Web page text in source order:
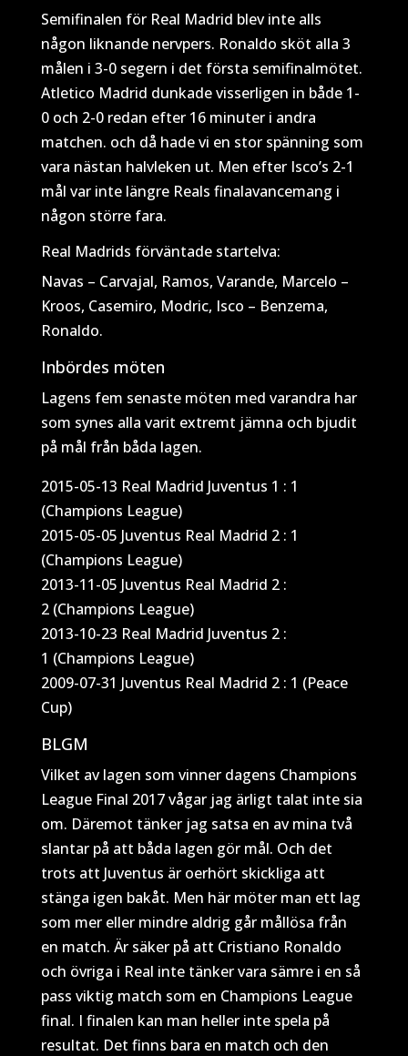
Semifinalen för Real Madrid blev inte alls
någon liknande nervpers. Ronaldo sköt alla 3
målen i 3-0 segern i det första semifinalmötet.
Atletico Madrid dunkade visserligen in både 1-
0 och 2-0 redan efter 16 minuter i andra
matchen. och då hade vi en stor spänning som
vara nästan halvleken ut. Men efter Isco’s 2-1
mål var inte längre Reals finalavancemang i
någon större fara.
Real Madrids förväntade startelva:
Navas – Carvajal, Ramos, Varande, Marcelo –
Kroos, Casemiro, Modric, Isco – Benzema,
Ronaldo.
Inbördes möten
Lagens fem senaste möten med varandra har
som synes alla varit extremt jämna och bjudit
på mål från båda lagen.
2015-05-13 Real Madrid Juventus 1 : 1
(Champions League)
2015-05-05 Juventus Real Madrid 2 : 1
(Champions League)
2013-11-05 Juventus Real Madrid 2 :
2 (Champions League)
2013-10-23 Real Madrid Juventus 2 :
1 (Champions League)
2009-07-31 Juventus Real Madrid 2 : 1 (Peace
Cup)
BLGM
Vilket av lagen som vinner dagens Champions
League Final 2017 vågar jag ärligt talat inte sia
om. Däremot tänker jag satsa en av mina två
slantar på att båda lagen gör mål. Och det
trots att Juventus är oerhört skickliga att
stänga igen bakåt. Men här möter man ett lag
som mer eller mindre aldrig går mållösa från
en match. Är säker på att Cristiano Ronaldo
och övriga i Real inte tänker vara sämre i en så
pass viktig match som en Champions League
final. I finalen kan man heller inte spela på
resultat. Det finns bara en match och den